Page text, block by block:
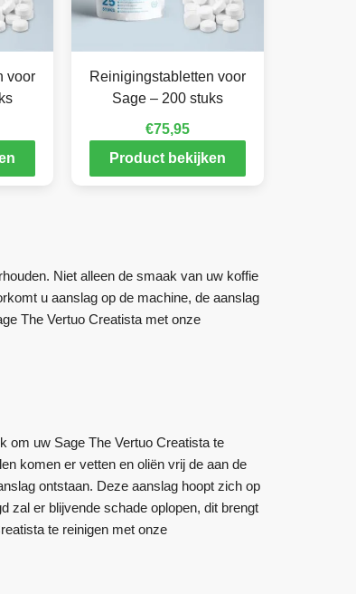
voor
Reinigingstabletten voor
Sage – 200 stuks
€75,95
Product bekijken
Niet alleen de smaak van uw koffie
u aanslag op de machine, de aanslag
The Vertuo Creatista met onze
om uw Sage The Vertuo Creatista te
komen er vetten en oliën vrij de aan de
ontstaan. Deze aanslag hoopt zich op
zal er blijvende schade oplopen, dit brengt
te reinigen met onze